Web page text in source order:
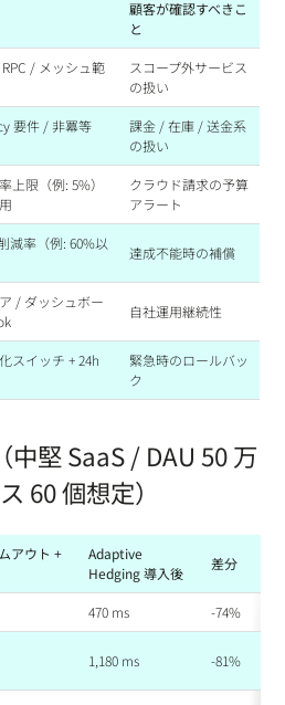
顧客が確認すべきこ
と
/ メッシュ範
スコープ外サービス
の扱い
要件 / 非冪等
課金 / 在庫 / 送金系
の扱い
上限（例: 5%）
クラウド請求の予算
アラート
減率（例: 60%以
達成不能時の補償
/ ダッシュボー
自社運用継続性
スイッチ + 24h
緊急時のロールバッ
ク
中堅 SaaS / DAU 50 万
60 個想定）
アウト +
Adaptive
Hedging 導入後
差分
470 ms -74%
1,180 ms -81%